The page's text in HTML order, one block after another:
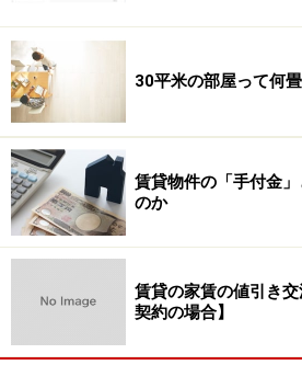
30平米の部屋って何
賃貸物件の「手付金
のか
賃貸の家賃の値引き
契約の場合】